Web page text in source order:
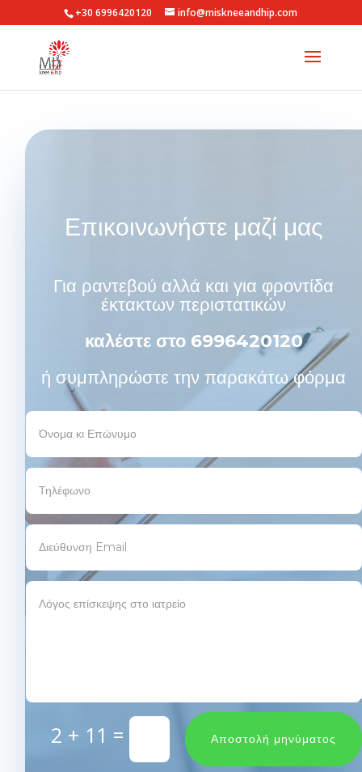
+30 6996420120 info@miskneeandhip.com
Επικοινωνήστε μαζί μας
Για ραντεβού αλλά και για φροντίδα
έκτακτων περιστατικών
καλέστε στο 6996420120
ή συμπληρώστε την παρακάτω φόρμα
2 + 11 = Αποστολή μηνύματος